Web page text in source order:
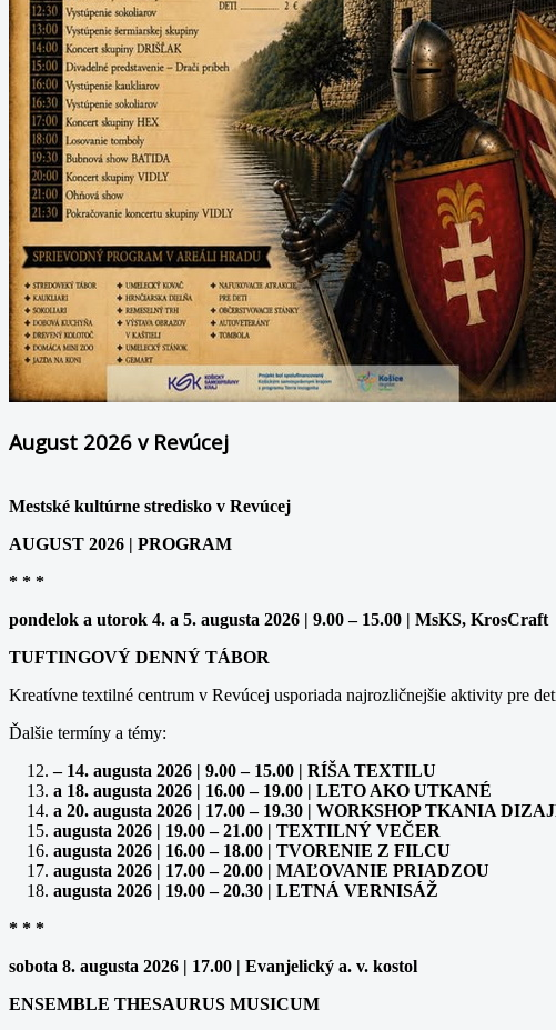
August 2026 v Revúcej
Mestské kultúrne stredisko v Revúcej
AUGUST 2026 | PROGRAM
* * *
pondelok a utorok 4. a 5. augusta 2026 | 9.00 – 15.00 | MsKS, KrosCraft
TUFTINGOVÝ DENNÝ TÁBOR
Kreatívne textilné centrum v Revúcej usporiada najrozličnejšie aktivity pre
Ďalšie termíny a témy:
– 14. augusta 2026 | 9.00 – 15.00 | RÍŠA TEXTILU
a 18. augusta 2026 | 16.00 – 19.00 | LETO AKO UTKANÉ
a 20. augusta 2026 | 17.00 – 19.30 | WORKSHOP TKANIA
augusta 2026 | 19.00 – 21.00 | TEXTILNÝ VEČER
augusta 2026 | 16.00 – 18.00 | TVORENIE Z FILCU
augusta 2026 | 17.00 – 20.00 | MAĽOVANIE PRIADZOU
augusta 2026 | 19.00 – 20.30 | LETNÁ VERNISÁŽ
* * *
sobota 8. augusta 2026 | 17.00 | Evanjelický a. v. kostol
ENSEMBLE THESAURUS MUSICUM